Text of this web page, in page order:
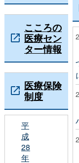
こころの
医療セン
ター情報
医療保険
制度
平
成
28
年